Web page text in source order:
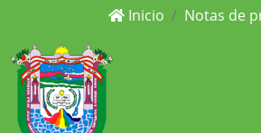
Inicio Notas de